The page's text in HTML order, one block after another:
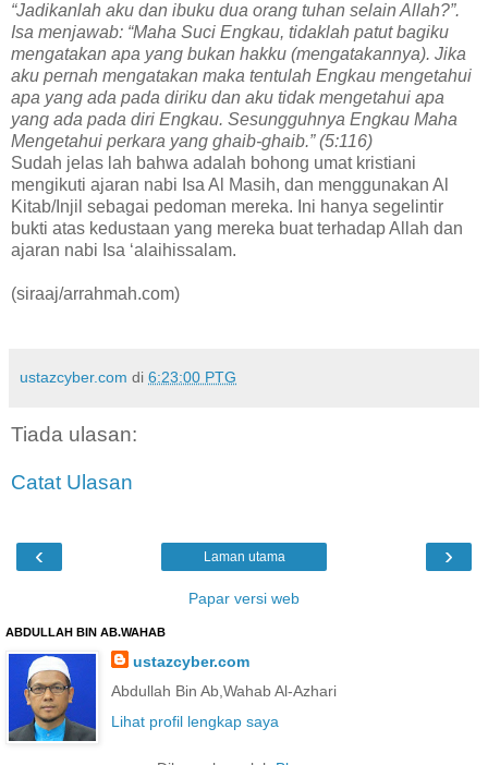
“Jadikanlah aku dan ibuku dua orang tuhan selain Allah?”.
Isa menjawab: “Maha Suci Engkau, tidaklah patut bagiku
mengatakan apa yang bukan hakku (mengatakannya). Jika
aku pernah mengatakan maka tentulah Engkau mengetahui
apa yang ada pada diriku dan aku tidak mengetahui apa
yang ada pada diri Engkau. Sesungguhnya Engkau Maha
Mengetahui perkara yang ghaib-ghaib.” (5:116)
Sudah jelas lah bahwa adalah bohong umat kristiani
mengikuti ajaran nabi Isa Al Masih, dan menggunakan Al
Kitab/Injil sebagai pedoman mereka. Ini hanya segelintir
bukti atas kedustaan yang mereka buat terhadap Allah dan
ajaran nabi Isa ‘alaihissalam.
(siraaj/arrahmah.com)
ustazcyber.com di 6:23:00 PTG
Tiada ulasan:
Catat Ulasan
‹ ›
Laman utama
Papar versi web
ABDULLAH BIN AB.WAHAB
ustazcyber.com
Abdullah Bin Ab,Wahab Al-Azhari
Lihat profil lengkap saya